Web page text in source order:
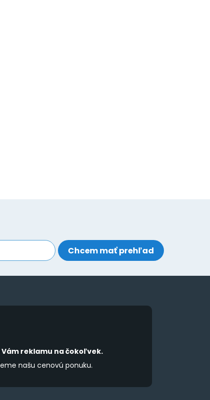
reklamu na čokoľvek.
našu cenovú ponuku.